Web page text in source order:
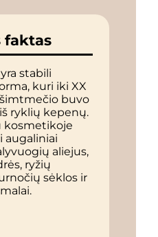
faktas
stabili
kuri iki XX
buvo
ryklių kepenų.
kosmetikoje
augaliniai
aliejus,
ryžių
sėklos ir